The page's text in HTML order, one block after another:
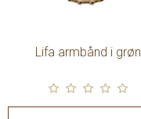
Lifa armbånd i grøn